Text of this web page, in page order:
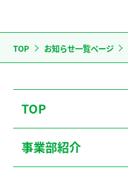
TOP お知らせ一覧ページ
TOP
事業部紹介